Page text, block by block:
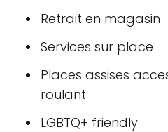
Retrait en magasin
Services sur place
Places assises
roulant
LGBTQ+ friendly